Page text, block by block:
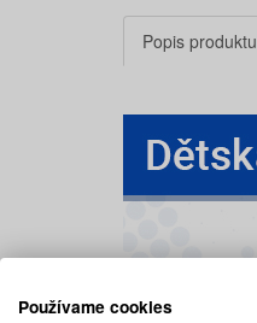
Popis produktu
Používame cookies